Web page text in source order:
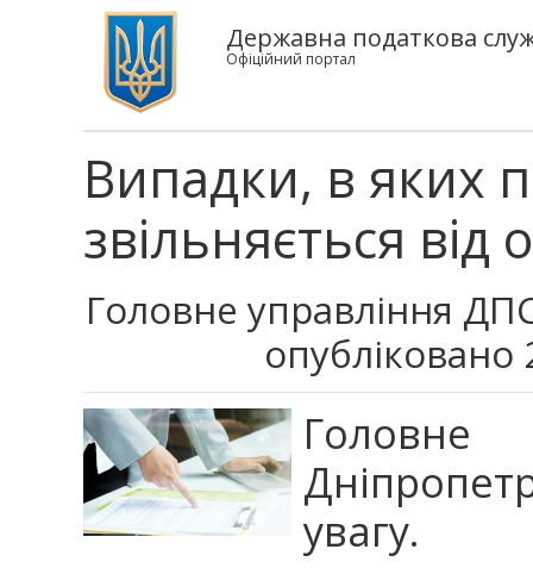
Державна податкова
Офіційний портал
Випадки, в яких
звільняється
Головне управління
опубліковано
увагу.